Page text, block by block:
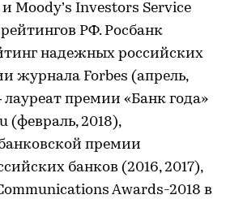
Moody’s Investors Service
РФ. Росбанк
надежных российских
журнала Forbes (апрель,
лауреат премии «Банк года»
(февраль, 2018),
премии
банков (2016, 2017),
Awards-2018 в